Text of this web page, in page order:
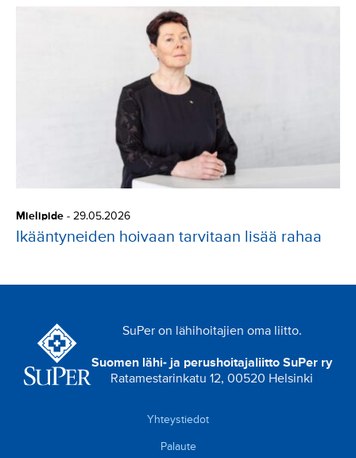
Mielipide - 29.05.2026
Ikääntyneiden hoivaan tarvitaan lisää rahaa
SuPer on lähihoitajien oma liitto.
Suomen lähi- ja perushoitajaliitto SuPer ry
Ratamestarinkatu 12, 00520 Helsinki
Yhteystiedot
Palaute